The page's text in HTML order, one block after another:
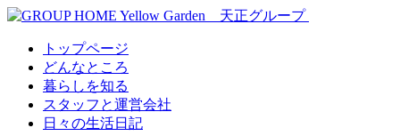
トップページ
どんなところ
暮らしを知る
スタッフと運営会社
日々の生活日記